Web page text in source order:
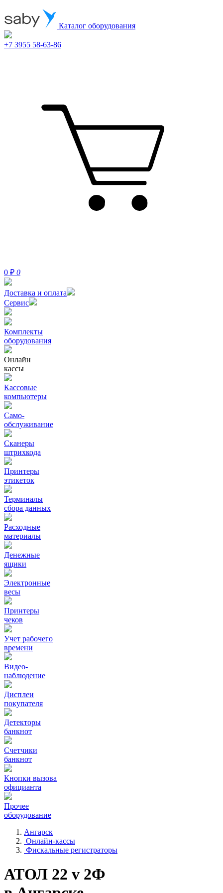
Каталог оборудования
+7 3955 58-63-86
0 ₽ 0
Доставка и оплата
Сервис
Комплекты
оборудования
Онлайн
кассы
Кассовые
компьютеры
Само-
обслуживание
Сканеры
штрихкода
Принтеры
этикеток
Терминалы
сбора данных
Расходные
материалы
Денежные
ящики
Электронные
весы
Принтеры
чеков
Учет рабочего
времени
Видео‑
наблюдение
Дисплеи
покупателя
Детекторы
банкнот
Счетчики
банкнот
Кнопки вызова
официанта
Прочее
оборудование
Ангарск
Онлайн-кассы
Фискальные регистраторы
АТОЛ 22 v 2Ф